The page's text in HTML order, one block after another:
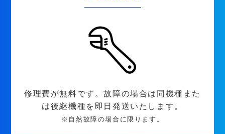
修理費が無料です。故障の場合は同機種また
は後継機種を即日発送いたします。
※自然故障の場合に限ります。